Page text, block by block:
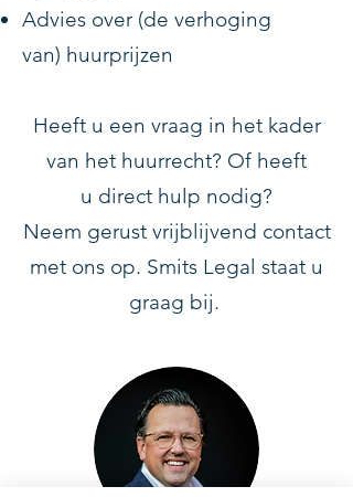
Advies over (de verhoging
van) huurprijzen
Heeft u een vraag in het kader
van het huurrecht? Of heeft
u direct hulp nodig?
Neem gerust vrijblijvend contact
met ons op. Smits Legal staat u
graag bij.